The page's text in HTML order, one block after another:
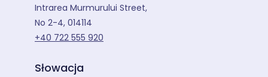
Intrarea Murmurului Street,
No 2-4, 014114
+40 722 555 920
Słowacja